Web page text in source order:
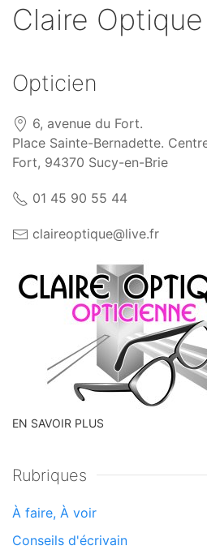
Claire Optique
Opticien
6, avenue du Fort.
Place Sainte-Bernadette.
Fort, 94370 Sucy-en-Brie
01 45 90 55 44
claireoptique@live.fr
EN SAVOIR PLUS
Rubriques
À faire, À voir
Conseils d'écrivain